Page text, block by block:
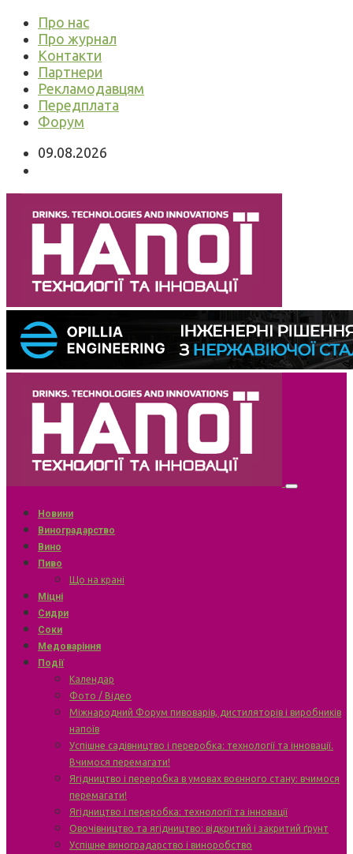
Про нас
Про журнал
Контакти
Партнери
Рекламодавцям
Передплата
Форум
09.08.2026
Новини
Виноградарство
Вино
Пиво
Що на крані
Міцні
Сидри
Соки
Медоваріння
Події
Календар
Фото / Відео
Міжнародний Форум пивоварів, дистиляторів і виробників
напоїв
Успішне садівництво і переробка: технології та інновації.
Вчимося перемагати!
Ягідництво і переробка в умовах воєнного стану: вчимося
перемагати!
Ягідництво і переробка: технології та інновації
Овочівництво та ягідництво: відкритий і закритий ґрунт
Успішне виноградарство і виноробство